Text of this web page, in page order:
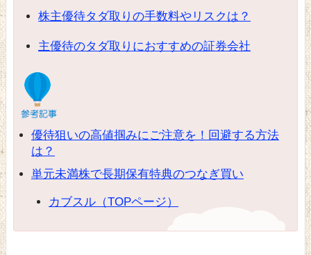
株主優待タダ取りの手数料やリスクは？
主優待のタダ取りにおすすめの証券会社
優待狙いの高値掴みにご注意を！回避する方法
は？
単元未満株で長期保有特典のつなぎ買い
カブスル（TOPページ）